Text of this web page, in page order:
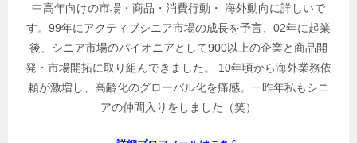
中高年向けの市場・商品・消費行動・ 海外動向に詳しいで
す。99年にアクティブシニア市場の成長を予言、02年に起業
後、シニア市場のパイオニアとして900以上の企業と商品開
発・市場開拓に取り組んできました。 10年頃から海外業務依
頼が激増し、高齢化のグローバル化を痛感。一昨年私もシニ
アの仲間入りをしました（笑）